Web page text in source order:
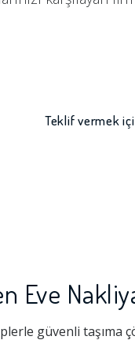
Teklif vermek
Eve
güvenli taşıma